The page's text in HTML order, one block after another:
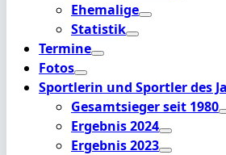
Ehemalige
Statistik
Termine
Fotos
Sportlerin und Sportler des
Gesamtsieger seit 1980
Ergebnis 2024
Ergebnis 2023